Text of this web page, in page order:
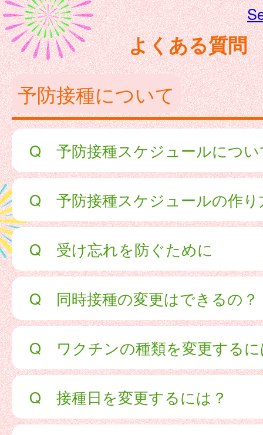
よくある質問
予防接種について
Q 予防接種スケジュールにつ
Q 予防接種スケジュールの作り
Q 受け忘れを防ぐために
Q 同時接種の変更はできるの？
Q ワクチンの種類を変更する
Q 接種日を変更するには？